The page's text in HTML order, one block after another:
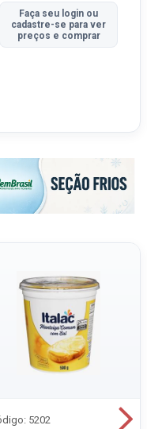
Faça seu login ou
cadastre-se para ver
preços e comprar
5202